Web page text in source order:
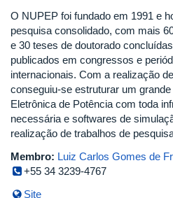
O NUPEP foi fundado em 1991 e
pesquisa consolidado, com mais
e 30 teses de doutorado
publicados em congressos e
internacionais. Com a realização
conseguiu-se estruturar um
Eletrônica de Potência com toda
necessária e softwares de
realização de trabalhos de
Membro: Luiz Carlos Gomes de
+55 34 3239-4767
Site